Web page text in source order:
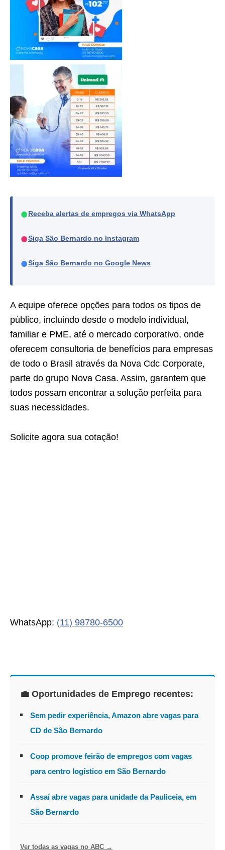
● Receba alertas de empregos via WhatsApp
●Siga São Bernardo no Instagram
●Siga São Bernardo no Google News
A equipe oferece opções para todos os tipos de
público, incluindo desde o modelo individual,
familiar e PME, até o mercado corporativo, onde
oferecem consultoria de benefícios para empresas
de todo o Brasil através da Nova Cdc Corporate,
parte do grupo Nova Casa. Assim, garantem que
todos possam encontrar a solução perfeita para
suas necessidades.
Solicite agora sua cotação!
WhatsApp: (11) 98780-6500
💼 Oportunidades de Emprego recentes:
Sem pedir experiência, Amazon abre vagas para
CD de São Bernardo
Coop promove feirão de empregos com vagas
para centro logístico em São Bernardo
Assaí abre vagas para unidade da Pauliceia, em
São Bernardo
Ver todas as vagas no ABC →